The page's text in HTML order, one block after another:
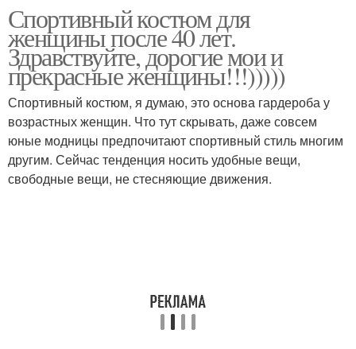
Спортивный костюм для
женщины после 40 лет.
Здравствуйте, дорогие мои и
прекрасные женщины!!!)))))
Спортивный костюм, я думаю, это основа гардероба у
возрастных женщин. Что тут скрывать, даже совсем
юные модницы предпочитают спортивный стиль многим
другим. Сейчас тенденция носить удобные вещи,
свободные вещи, не стесняющие движения.